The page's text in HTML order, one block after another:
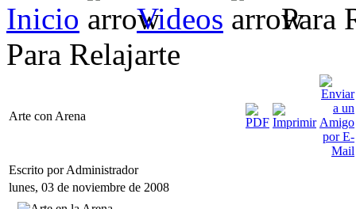
Inicio Videos
Para
Para Relajarte
Arte con Arena
Escrito por Administrador
lunes, 03 de noviembre de 2008